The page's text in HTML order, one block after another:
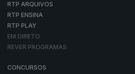
RTP ARQUIVOS
RTP ENSINA
RTP PLAY
EM DIRETO
REVER PROGRAMAS
CONCURSOS